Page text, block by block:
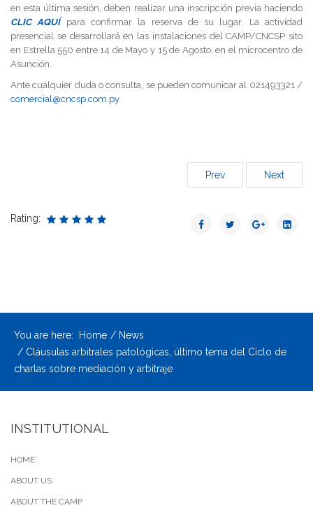
en esta última sesión, deben realizar una inscripción previa haciendo
CLIC AQUÍpara confirmar la reserva de su lugar. La actividad
presencial se desarrollará en las instalaciones del CAMP/CNCSP sito
en Estrella 550 entre 14 de Mayo y 15 de Agosto, en el microcentro de
Asunción.
Ante cualquier duda o consulta, se pueden comunicar al 021493321 /
comercial@cncsp.com.py
Prev Next
Rating:
You are here: Home
News
Cláusulas arbitrales patológicas, último tema del Ciclo de
charlas sobre mediación y arbitraje
INSTITUTIONAL
HOME
ABOUT US
ABOUT THE CAMP